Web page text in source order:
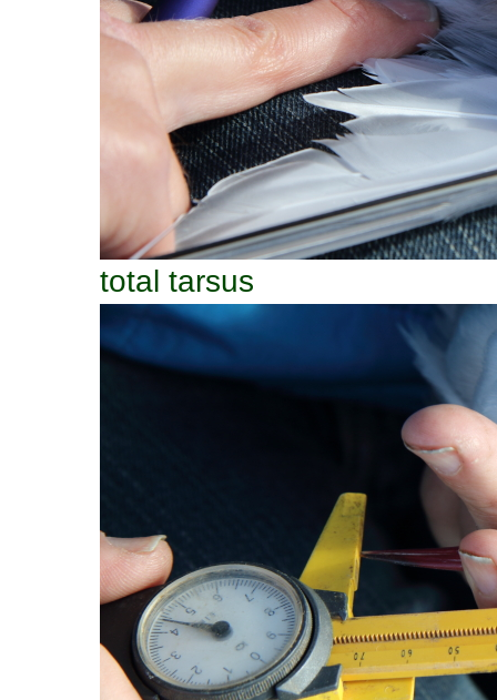
total tarsus